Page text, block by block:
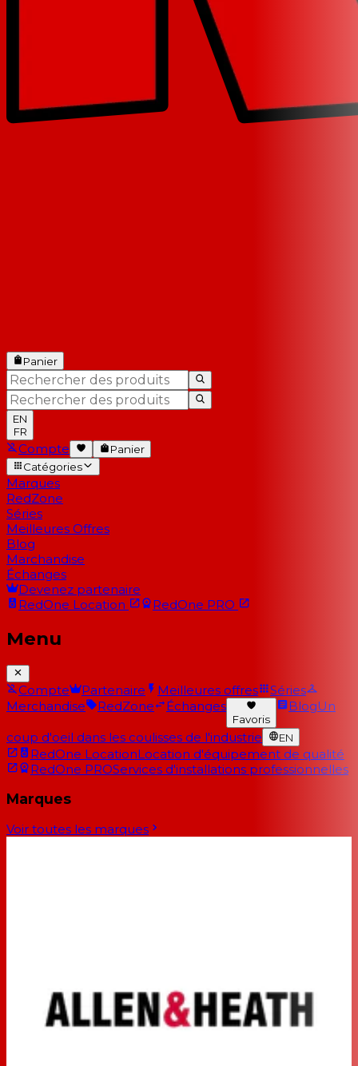
Panier
EN
FR
Compte
Panier
Catégories
Marques
RedZone
Séries
Meilleures Offres
Blog
Marchandise
Échanges
Devenez partenaire
RedOne Location RedOne PRO
Menu
Compte Partenaire Meilleures offres
Séries
Merchandise
RedZone Échanges
Favoris
BlogUn
coup d'oeil dans les coulisses de l'industrie EN
RedOne LocationLocation d'équipement de qualité
RedOne PROServices d'installations professionnelles
Marques
Voir toutes les marques